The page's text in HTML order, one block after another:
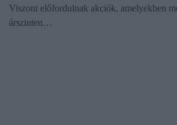
Viszont előfordulnak akciók, amelyekben
árszinten…